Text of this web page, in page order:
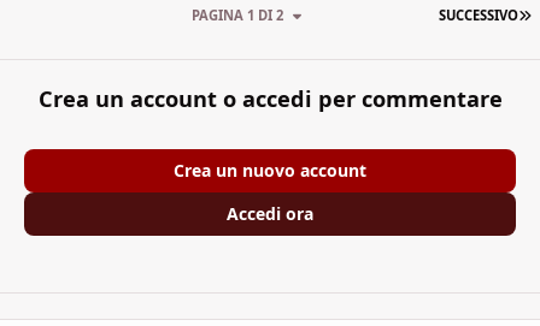
SUCCESSIVO
PAGINA 1 DI 2
Crea un account o accedi per commentare
Crea un nuovo account
Accedi ora